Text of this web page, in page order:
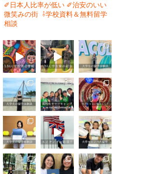
✐日本人比率が低い ⁡✐治安のいい
微笑みの街⁡ ⇩学校資料＆無料留学
相談